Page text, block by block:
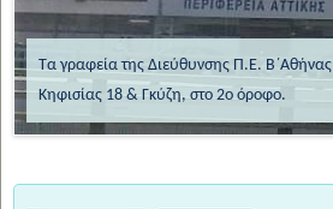
Τα γραφεία της Διεύθυνσης Π.Ε.
Κηφισίας 18 & Γκύζη, στο 2ο όροφο.